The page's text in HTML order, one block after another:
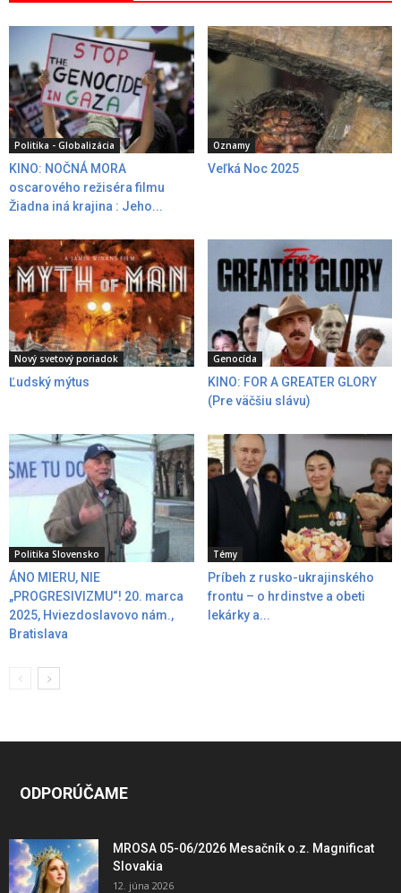
Politika - Globalizácia
KINO: NOČNÁ MORA
oscarového režiséra filmu
Žiadna iná krajina : Jeho...
Oznamy
Veľká Noc 2025
Nový svetový poriadok
Ľudský mýtus
Genocída
KINO: FOR A GREATER GLORY
(Pre väčšiu slávu)
Politika Slovensko
ÁNO MIERU, NIE
„PROGRESIVIZMU“! 20. marca
2025, Hviezdoslavovo nám.,
Bratislava
Témy
Príbeh z rusko-ukrajinského
frontu – o hrdinstve a obeti
lekárky a...
ODPORÚČAME
MROSA 05-06/2026 Mesačník o.z. Magnificat
Slovakia
12. júna 2026